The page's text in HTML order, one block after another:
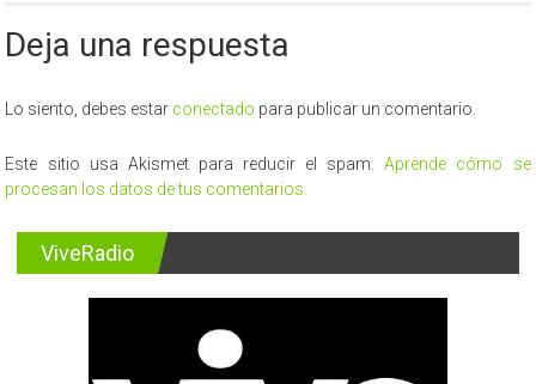
Deja una respuesta
Lo siento, debes estar conectado para publicar un comentario.
Este sitio usa Akismet para reducir el spam.Aprende cómo se
procesan los datos de tus comentarios.
ViveRadio